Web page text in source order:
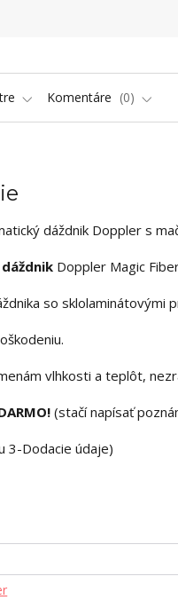
Komentáre 0
dáždnik Doppler s
Doppler Magic
so sklolaminátovými
vlhkosti a teplôt,
(stačí napísať
3-Dodacie údaje)